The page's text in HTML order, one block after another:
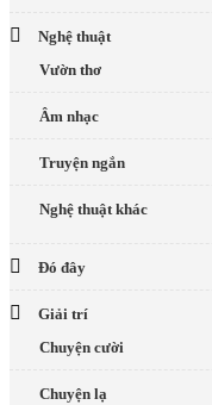
Nghệ thuật
Vườn thơ
Âm nhạc
Truyện ngắn
Nghệ thuật khác
Đó đây
Giải trí
Chuyện cười
Chuyện lạ